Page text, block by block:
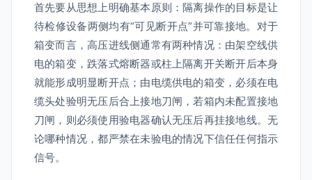
首先要从思想上明确基本原则：隔离操作的目标是让
待检修设备两侧均有“可见断开点”并可靠接地。对于
箱变而言，高压进线侧通常有两种情况：由架空线供
电的箱变，跌落式熔断器或柱上隔离开关断开后本身
就能形成明显断开点；由电缆供电的箱变，必须在电
缆头处验明无压后合上接地刀闸，若箱内未配置接地
刀闸，则必须使用验电器确认无压后再挂接地线。无
论哪种情况，都严禁在未验电的情况下信任任何指示
信号。